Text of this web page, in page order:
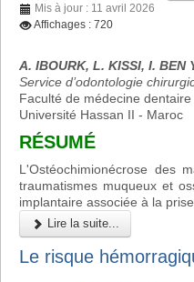
Mis à jour : 11 avril 2026
Affichages : 720
A. IBOURK, L. KISSI, I. BEN
Service d’odontologie
Faculté de médecine dentaire
Université Hassan II - Maroc
RÉSUMÉ
L'Ostéochimionécrose des
traumatismes muqueux et
implantaire associée à la
Lire la suite...
Le risque